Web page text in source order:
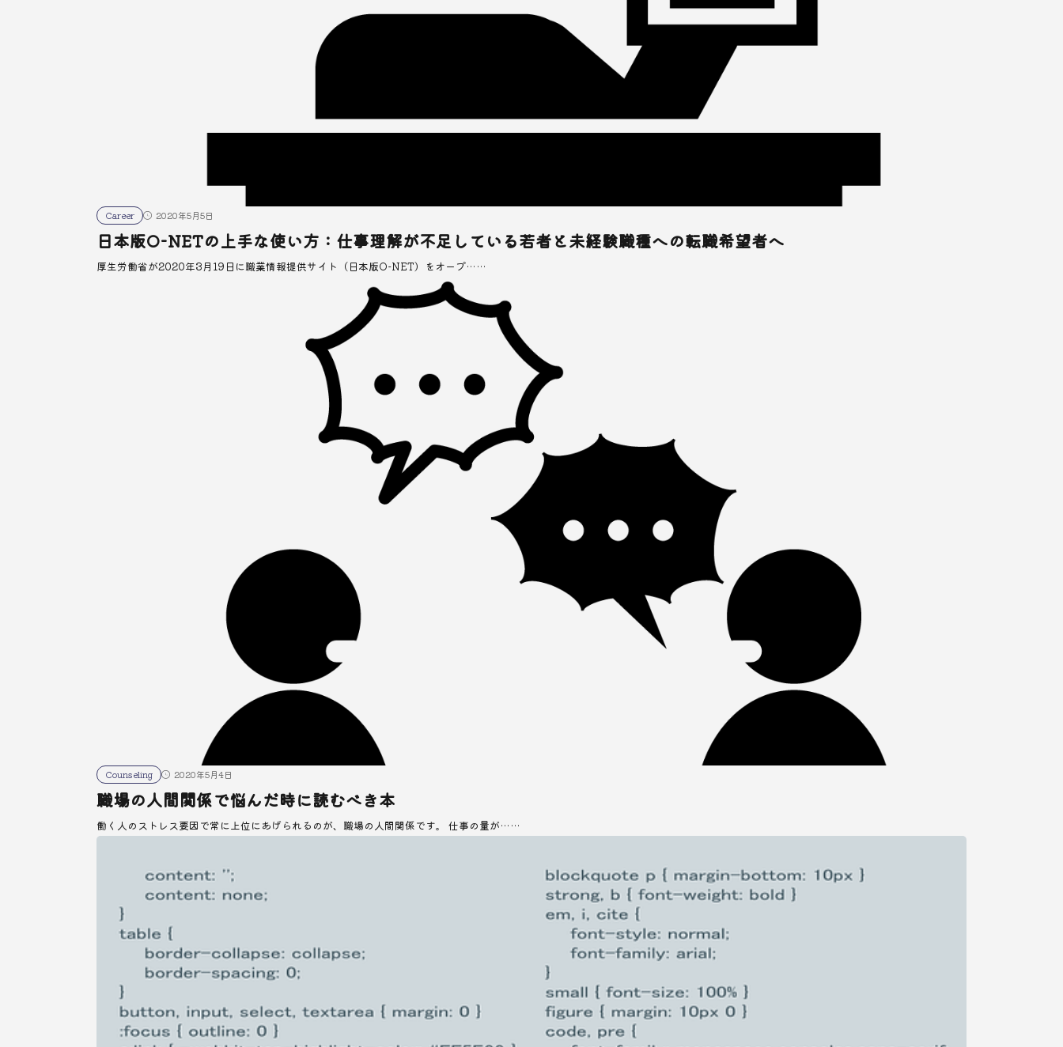
Career 2020年5月5日
日本版O-NETの上手な使い方：仕事理解が不足している若者と未経験職種への転職希望者へ
厚生労働省が2020年3月19日に職業情報提供サイト（日本版O-NET）をオープ……
Counseling 2020年5月4日
職場の人間関係で悩んだ時に読むべき本
働く人のストレス要因で常に上位にあげられるのが、職場の人間関係です。 仕事の量が……